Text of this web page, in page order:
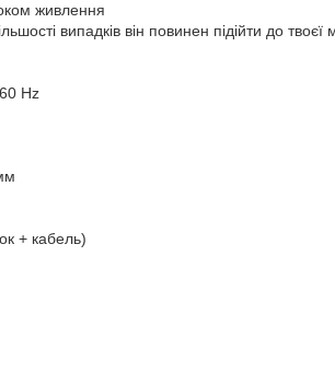
живлення
випадків він повинен підійти до твоєї
Hz
+ кабель)